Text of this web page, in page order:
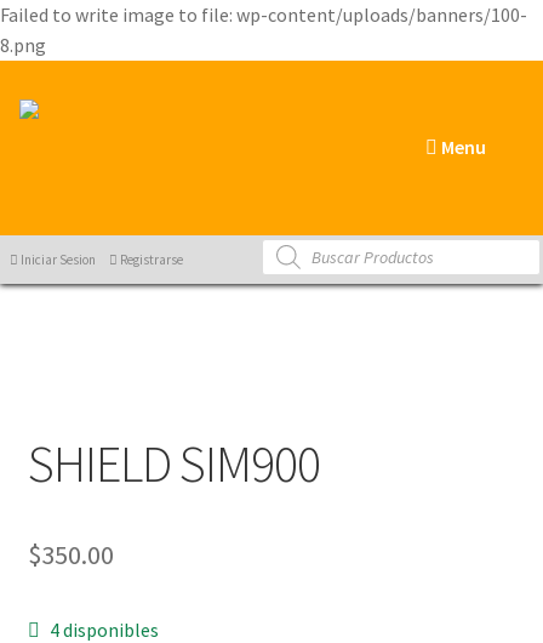
Failed to write image to file: wp-content/uploads/banners/100-
8.png
Menu
Products
search
Iniciar Sesion Registrarse
SHIELD SIM900
$350.00
4 disponibles